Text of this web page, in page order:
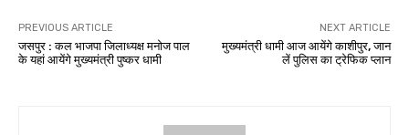
PREVIOUS ARTICLE
जसपुर : कल भाजपा जिलाध्यक्ष मनोज पाल
के यहां आयेंगे मुख्यमंत्री पुष्कर धामी
NEXT ARTICLE
मुख्यमंत्री धामी आज आयेंगे काशीपुर, जान
लें पुलिस का ट्रेफिक प्लान